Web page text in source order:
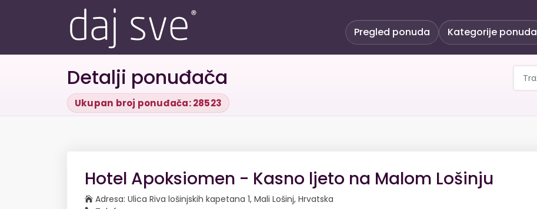
Pregled ponuda Kategorije ponuda
Detalji ponuđača
Ukupan broj ponuđača: 28523
Hotel Apoksiomen - Kasno ljeto na Malom Lošinju
Adresa: Ulica Riva lošinjskih kapetana 1, Mali Lošinj, Hrvatska